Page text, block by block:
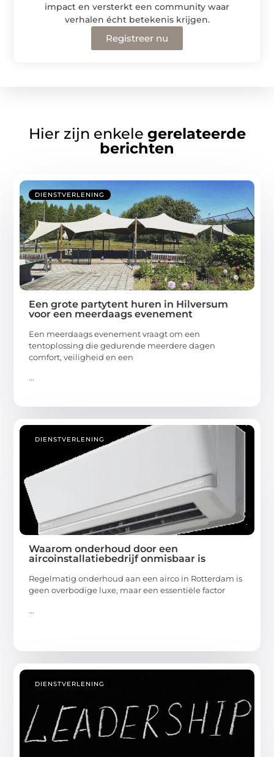
impact en versterkt een community waar
verhalen écht betekenis krijgen.
Registreer nu
Hier zijn enkele gerelateerde
berichten
DIENSTVERLENING
Een grote partytent huren in Hilversum
voor een meerdaags evenement
Een meerdaags evenement vraagt om een
tentoplossing die gedurende meerdere dagen
comfort, veiligheid en een
...
DIENSTVERLENING
Waarom onderhoud door een
aircoinstallatiebedrijf onmisbaar is
Regelmatig onderhoud aan een airco in Rotterdam is
geen overbodige luxe, maar een essentiële factor
...
DIENSTVERLENING